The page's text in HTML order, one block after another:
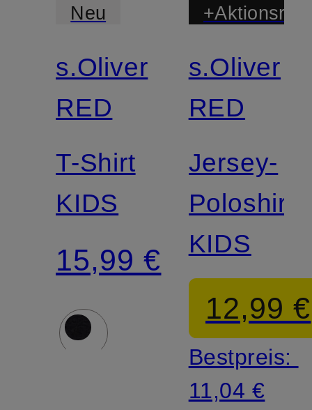
Neu
s.Oliver
RED
T-Shirt
KIDS
15,99 €
s.Oliver
RED
Jersey-
Poloshirt
KIDS
12,99 €
Bestpreis:
11,04 €